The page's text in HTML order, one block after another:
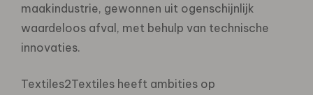
maakindustrie, gewonnen uit ogenschijnlijk
waardeloos afval, met behulp van technische
innovaties.
Textiles2Textiles heeft ambities op